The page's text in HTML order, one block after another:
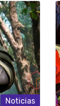
Noticias